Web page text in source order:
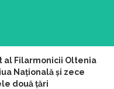
al Filarmonicii Oltenia
Națională și zece
două țări